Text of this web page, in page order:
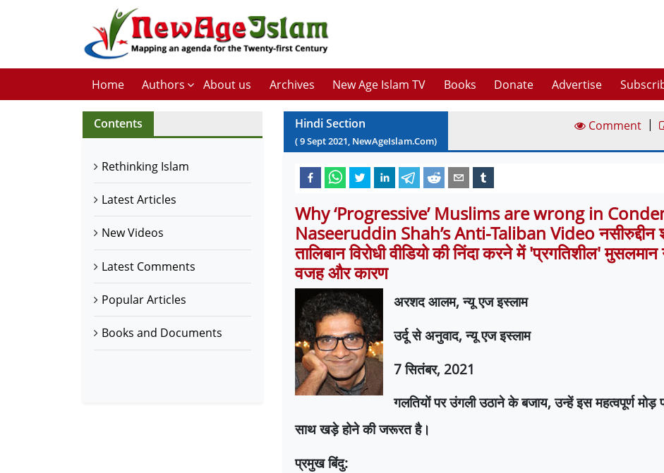
Home Authors About us Archives New Age Islam TV Books Donate Advertise
Contents
Rethinking Islam
Latest Articles
New Videos
Latest Comments
Popular Articles
Books and Documents
Hindi Section
(9Sept2021, NewAgeIslam.Com)
Comment |
Why ‘Progressive’ Muslims are wrong in
Naseeruddin Shah’s Anti-Taliban Video नसीरुद्दीन
तालिबान विरोधी वीडियो की निंदा करने में 'प्रगतिशील'
वजह और कारण
अरशद आलम,न्यू एज इस्लाम
उर्दू से अनुवाद,न्यू एज इस्लाम
7सितंबर, 2021
गलतियों पर उंगली उठाने के बजाय,उन्हें इस महत्वपूर्ण मोड़
साथ खड़े होने की जरूरत है।
प्रमुख बिंदु: